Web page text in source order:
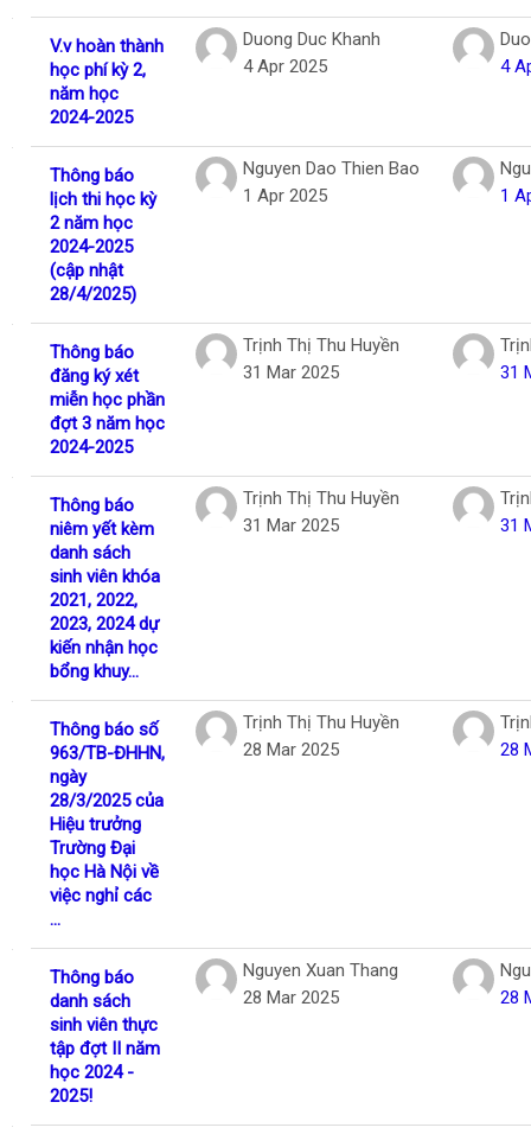
V.v hoàn thành
học phí kỳ 2,
năm học
2024-2025
Duong Duc Khanh
4 Apr 2025
4
Thông báo
lịch thi học kỳ
2 năm học
2024-2025
(cập nhật
28/4/2025)
Nguyen Dao Thien Bao
1 Apr 2025
1
Thông báo
đăng ký xét
miễn học phần
đợt 3 năm học
2024-2025
Trịnh Thị Thu Huyền
31 Mar 2025
31
Thông báo
niêm yết kèm
danh sách
sinh viên khóa
2021, 2022,
2023, 2024 dự
kiến nhận học
bổng khuy...
Trịnh Thị Thu Huyền
31 Mar 2025
31
Thông báo số
963/TB-ĐHHN,
ngày
28/3/2025 của
Hiệu trưởng
Trường Đại
học Hà Nội về
việc nghỉ các
...
Trịnh Thị Thu Huyền
28 Mar 2025
28
Thông báo
danh sách
sinh viên thực
tập đợt II năm
học 2024 -
2025!
Nguyen Xuan Thang
28 Mar 2025
28